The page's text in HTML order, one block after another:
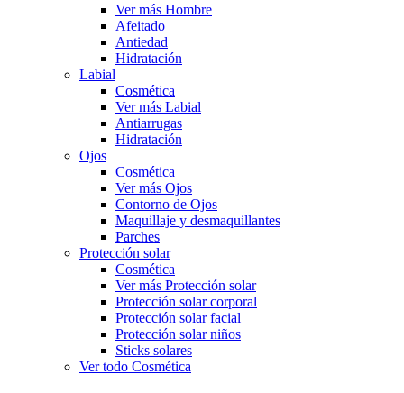
Ver más Hombre
Afeitado
Antiedad
Hidratación
Labial
Cosmética
Ver más Labial
Antiarrugas
Hidratación
Ojos
Cosmética
Ver más Ojos
Contorno de Ojos
Maquillaje y desmaquillantes
Parches
Protección solar
Cosmética
Ver más Protección solar
Protección solar corporal
Protección solar facial
Protección solar niños
Sticks solares
Ver todo Cosmética